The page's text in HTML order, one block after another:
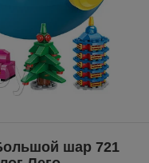
шар 721